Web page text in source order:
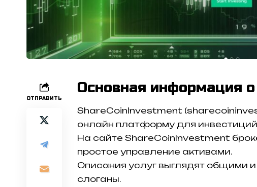
ОТПРАВИТЬ
Основная информация
ShareCoinInvestment
онлайн платформу для
На сайте ShareCoinInvestment
простое управление активами.
Описания услуг выглядят общими
слоганы.